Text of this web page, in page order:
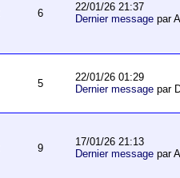
6
22/01/26 21:37
Dernier messagepar
5
22/01/26 01:29
Dernier messagepar
9
17/01/26 21:13
Dernier messagepar